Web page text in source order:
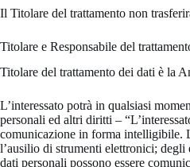
Il Titolare del trattamento non
Titolare e Responsabile del
Titolare del trattamento dei dati è la
L’interessato potrà in qualsiasi
personali ed altri diritti –
comunicazione in forma intelligibile.
l’ausilio di strumenti elettronici; degli
dati personali possono essere